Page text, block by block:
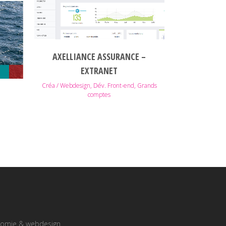
AXELLIANCE ASSURANCE –
EXTRANET
Créa / Webdesign, Dév. Front-end, Grands
comptes
& webdesign.